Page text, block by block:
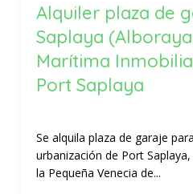
Alquiler plaza de
Saplaya
Marítima
Port Saplaya
Se alquila plaza de garaje
urbanización de Port
la Pequeña Venecia de...